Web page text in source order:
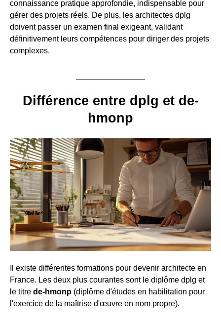
connaissance pratique approfondie, indispensable pour
gérer des projets réels. De plus, les architectes dplg
doivent passer un examen final exigeant, validant
définitivement leurs compétences pour diriger des projets
complexes.
Différence entre dplg et de-
hmonp
Il existe différentes formations pour devenir architecte en
France. Les deux plus courantes sont le diplôme dplg et
le titre de-hmonp (diplôme d'études en habilitation pour
l'exercice de la maîtrise d'œuvre en nom propre).